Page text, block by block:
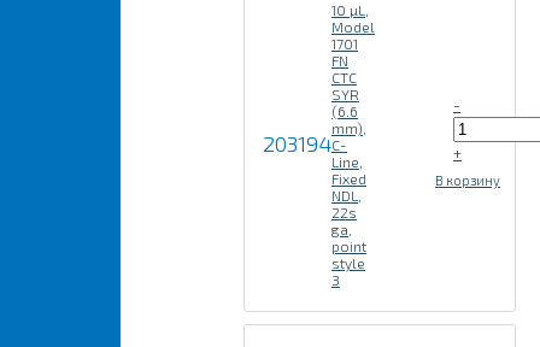
203194
10 µL,
Model
1701
FN
CTC
SYR
(6.6
mm),
C-
Line,
Fixed
NDL,
22s
ga,
point
style
3
-
+
В корзину